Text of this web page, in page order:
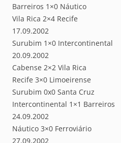
Barreiros 1×0 Náutico
Vila Rica 2×4 Recife
17.09.2002
Surubim 1×0 Intercontinental
20.09.2002
Cabense 2×2 Vila Rica
Recife 3×0 Limoeirense
Surubim 0x0 Santa Cruz
Intercontinental 1×1 Barreiros
24.09.2002
Náutico 3×0 Ferroviário
27.09.2002